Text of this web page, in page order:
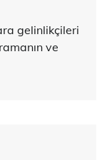
gelinlikçileri
ve